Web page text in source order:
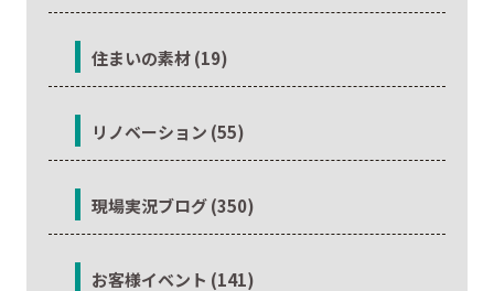
住まいの素材 (19)
リノベーション (55)
現場実況ブログ (350)
お客様イベント (141)